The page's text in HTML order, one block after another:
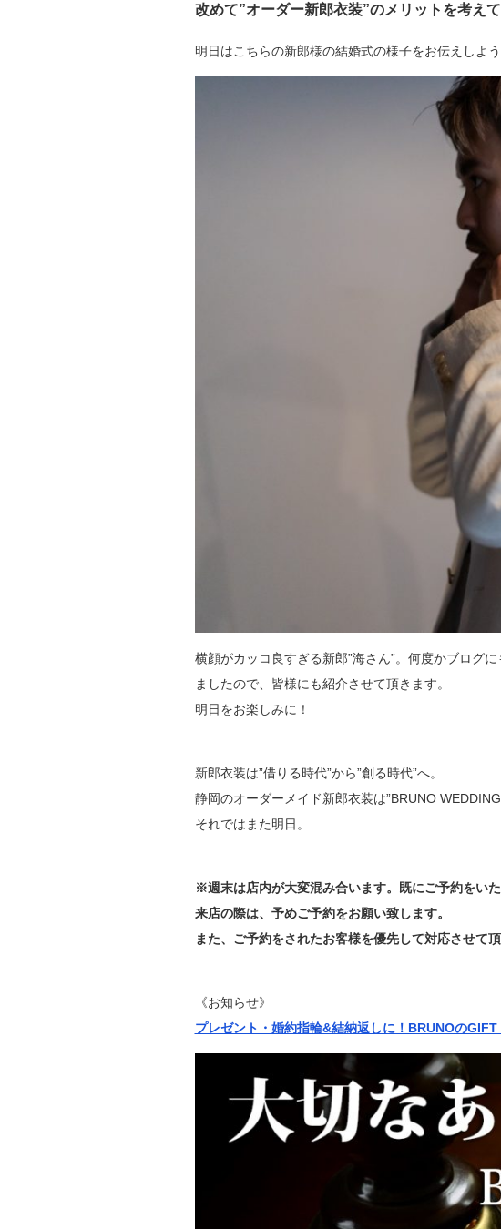
改めて”オーダー新郎衣装”のメリットを考
明日はこちらの新郎様の結婚式の様子をお伝えしよう
横顔がカッコ良すぎる新郎”海さん”。何度かブログ
ましたので、皆様にも紹介させて頂きます。
明日をお楽しみに！
新郎衣装は”借りる時代”から”創る時代”へ。
静岡のオーダーメイド新郎衣装は”BRUNO
それではまた明日。
※週末は店内が大変混み合います。既にご予約をい
来店の際は、予めご予約をお願い致します。
また、ご予約をされたお客様を優先して対応させて
《お知らせ》
プレゼント・婚約指輪&結納返しに！BRUNOの